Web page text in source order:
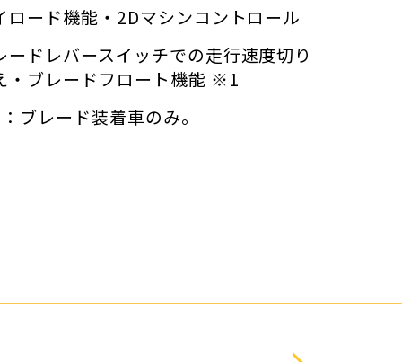
ロード機能・2Dマシンコントロール
ードレバースイッチでの走行速度切り
・ブレードフロート機能 ※1
ブレード装着車のみ。